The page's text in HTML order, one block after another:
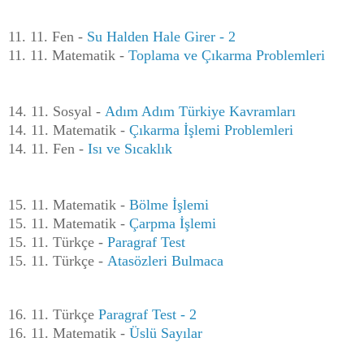
11. 11. Fen - Su Halden Hale Girer - 2
11. 11. Matematik - Toplama ve Çıkarma Problemleri
14. 11. Sosyal - Adım Adım Türkiye Kavramları
14. 11. Matematik - Çıkarma İşlemi Problemleri
14. 11. Fen - Isı ve Sıcaklık
15. 11. Matematik - Bölme İşlemi
15. 11. Matematik - Çarpma İşlemi
15. 11. Türkçe - Paragraf Test
15. 11. Türkçe - Atasözleri Bulmaca
16. 11. Türkçe Paragraf Test - 2
16. 11. Matematik - Üslü Sayılar